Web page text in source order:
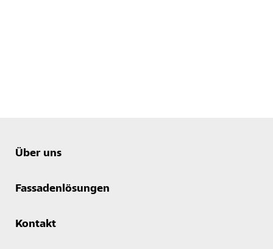
Über uns
Fassadenlösungen
Kontakt